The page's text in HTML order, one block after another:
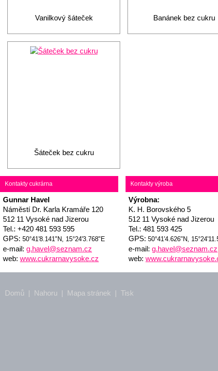
Vanilkový šáteček Banánek bez cukru
Šáteček bez cukru
Kontakty cukrárna
Gunnar Havel
Náměstí Dr. Karla Kramáře 120
512 11 Vysoké nad Jizerou
Tel.: +420 481 593 595
GPS: 50°41'8.141"N, 15°24'3.768"E
e-mail: g.havel@seznam.cz
web: www.cukrarnavysoke.cz
Kontakty výroba
Výrobna:
K. H. Borovského 5
512 11 Vysoké nad Jizerou
Tel.: 481 593 425
GPS: 50°41'4.626"N,
e-mail: g.havel@seznam.cz
web:
Domů | Nahoru | Mapa stránek | Tisk